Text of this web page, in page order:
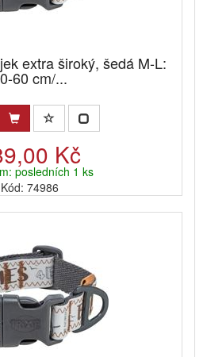
extra široký, šedá M-L:
60 cm/...
Kč
posledních 1 ks
Kód: 74986